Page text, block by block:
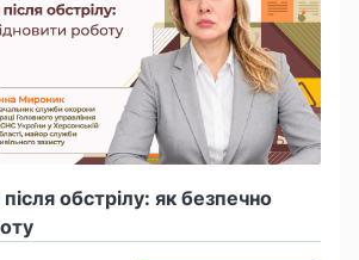
обстрілу: як безпечно